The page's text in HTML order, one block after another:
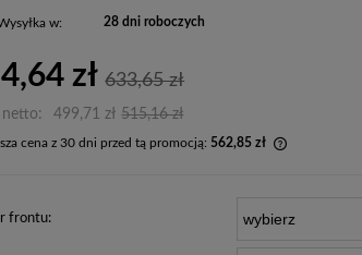
w: 28 dni roboczych
zł 633,65 zł
netto: 499,71 zł 515,16 zł
cena z 30 dni przed tą promocją: 562,85 zł
wyświetlana jest najniższa cena od
frontu: